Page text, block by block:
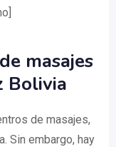
masajes
Bolivia
de masajes,
Sin embargo, hay